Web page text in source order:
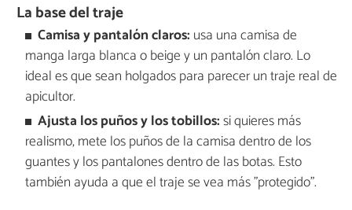
La base del traje
Camisa y pantalón claros: usa una camisa de
manga larga blanca o beige y un pantalón claro. Lo
ideal es que sean holgados para parecer un traje real de
apicultor.
Ajusta los puños y los tobillos:si quieres más
realismo, mete los puños de la camisa dentro de los
guantes y los pantalones dentro de las botas. Esto
también ayuda a que el traje se vea más "protegido".